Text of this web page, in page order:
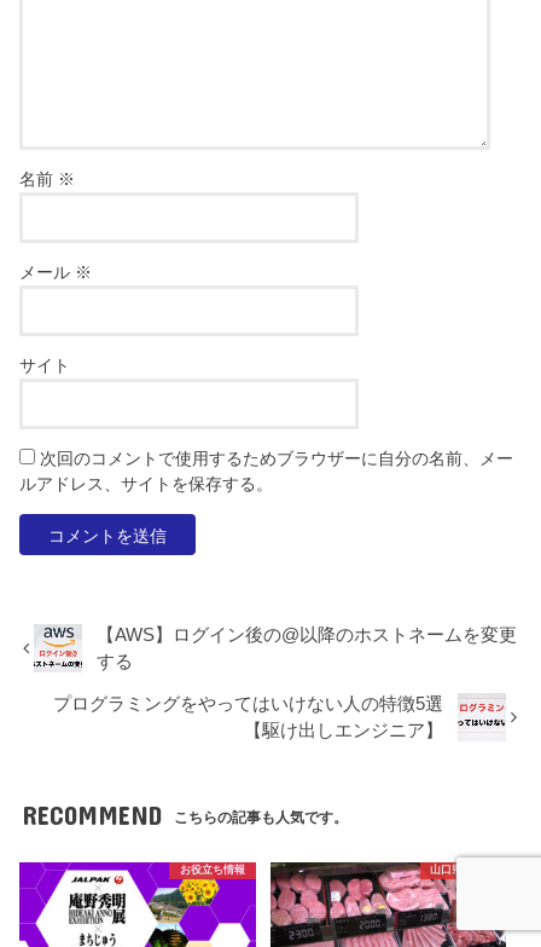
名前 ※
メール ※
サイト
次回のコメントで使用するためブラウザーに自分の名前、メー
ルアドレス、サイトを保存する。
【AWS】ログイン後の@以降のホストネームを変更
する
プログラミングをやってはいけない人の特徴5選
【駆け出しエンジニア】
RECOMMEND こちらの記事も人気です。
お役立ち情報 山口県の魅力